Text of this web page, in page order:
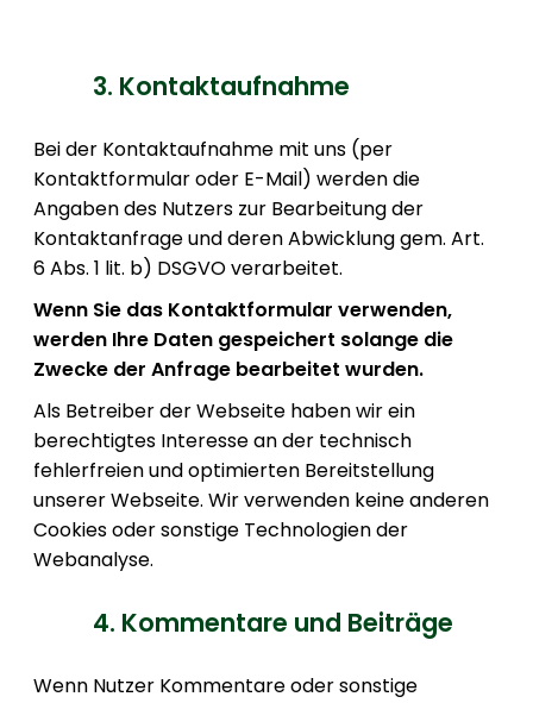
3. Kontaktaufnahme
Bei der Kontaktaufnahme mit uns (per
Kontaktformular oder E-Mail) werden die
Angaben des Nutzers zur Bearbeitung der
Kontaktanfrage und deren Abwicklung gem. Art.
6 Abs. 1 lit. b) DSGVO verarbeitet.
Wenn Sie das Kontaktformular verwenden,
werden Ihre Daten gespeichert solange die
Zwecke der Anfrage bearbeitet wurden.
Als Betreiber der Webseite haben wir ein
berechtigtes Interesse an der technisch
fehlerfreien und optimierten Bereitstellung
unserer Webseite. Wir verwenden keine anderen
Cookies oder sonstige Technologien der
Webanalyse.
4. Kommentare und Beiträge
Wenn Nutzer Kommentare oder sonstige